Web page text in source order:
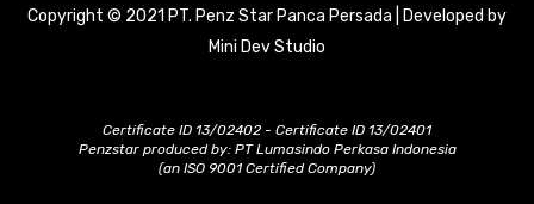
Copyright © 2021 PT. Penz Star Panca Persada | Developed by
Mini Dev Studio
Certificate ID 13/02402 - Certificate ID 13/02401
Penzstar produced by: PT Lumasindo Perkasa Indonesia
(an ISO 9001 Certified Company)